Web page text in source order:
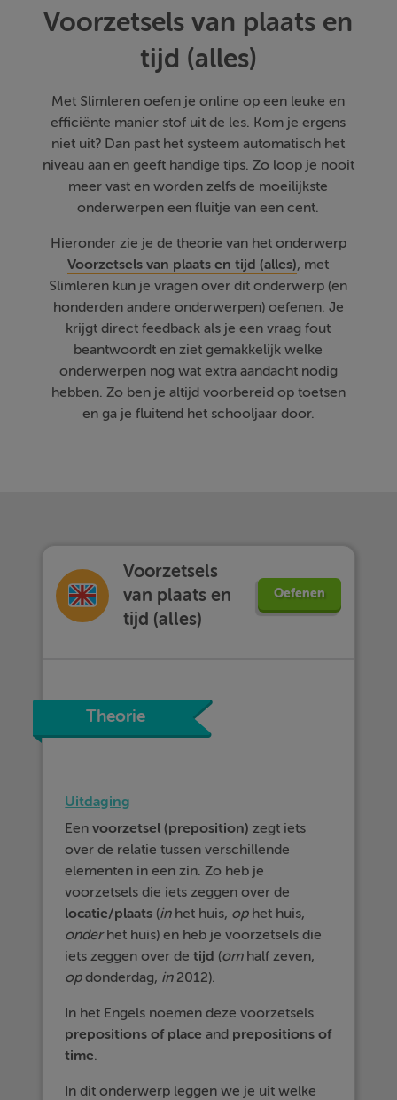
Voorzetsels van plaats en
tijd (alles)
Met Slimleren oefen je online op een leuke en
efficiënte manier stof uit de les. Kom je ergens
niet uit? Dan past het systeem automatisch het
niveau aan en geeft handige tips. Zo loop je nooit
meer vast en worden zelfs de moeilijkste
onderwerpen een fluitje van een cent.
Hieronder zie je de theorie van het onderwerp
Voorzetsels van plaats en tijd (alles), met
Slimleren kun je vragen over dit onderwerp (en
honderden andere onderwerpen) oefenen. Je
krijgt direct feedback als je een vraag fout
beantwoordt en ziet gemakkelijk welke
onderwerpen nog wat extra aandacht nodig
hebben. Zo ben je altijd voorbereid op toetsen
en ga je fluitend het schooljaar door.
Voorzetsels
van plaats en
tijd (alles)
Oefenen
Theorie
Uitdaging
Eenvoorzetsel (preposition)zegt iets
over de relatie tussen verschillende
elementen in een zin. Zo heb je
voorzetsels die iets zeggen over de
locatie/plaats (inhet huis, ophet huis,
onderhet huis) en heb je voorzetsels die
iets zeggen over detijd (omhalf zeven,
opdonderdag, in2012).
In het Engels noemen deze voorzetsels
prepositions of place and prepositions of
time.
In dit onderwerp leggen we je uit welke